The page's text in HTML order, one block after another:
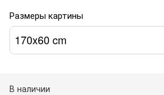
Размеры картины
170x60 cm
В наличии